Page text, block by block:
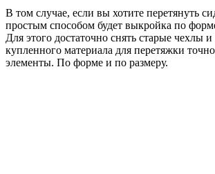
В том случае, если вы хотите перетянуть
простым способом будет выкройка по
Для этого достаточно снять старые чехлы и
купленного материала для перетяжки
элементы. По форме и по размеру.